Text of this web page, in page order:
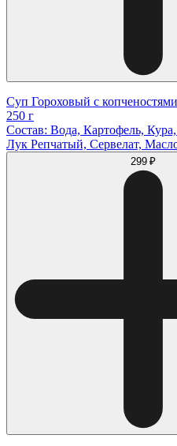
Суп Гороховый с копченостями
250 г
Состав: Вода, Картофель,
Лук Репчатый, Сервелат,
299 ₽